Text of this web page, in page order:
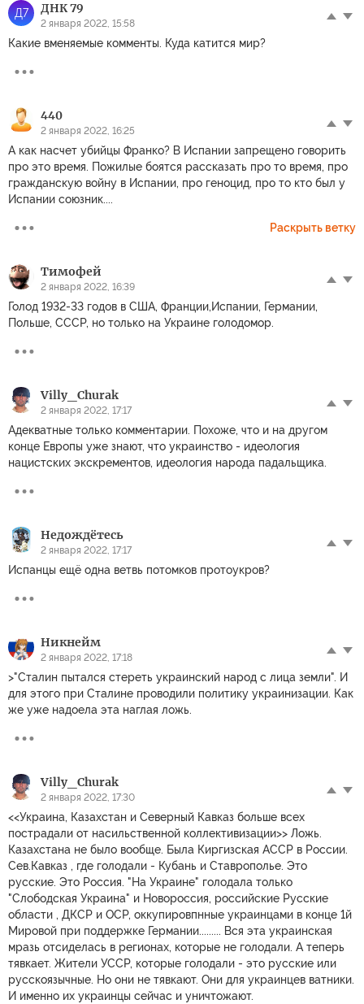
Д7 ДНК 79
2 января 2022, 15:58
Какие вменяемые комменты. Куда катится мир?
440
2 января 2022, 16:25
А как насчет убийцы Франко? В Испании запрещено говорить
про это время. Пожилые боятся рассказать про то время, про
гражданскую войну в Испании, про геноцид, про то кто был у
Испании союзник....
Раскрыть ветку
Тимофей
2 января 2022, 16:39
Голод 1932-33 годов в США, Франции,Испании, Германии,
Польше, СССР, но только на Украине голодомор.
Villy_Churak
2 января 2022, 17:17
Адекватные только комментарии. Похоже, что и на другом
конце Европы уже знают, что украинство - идеология
нацистских экскрементов, идеология народа падальщика.
Недождётесь
2 января 2022, 17:17
Испанцы ещё одна ветвь потомков протоукров?
Никнейм
2 января 2022, 17:18
>"Сталин пытался стереть украинский народ с лица земли". И
для этого при Сталине проводили политику украинизации. Как
же уже надоела эта наглая ложь.
Villy_Churak
2 января 2022, 17:30
<<Украина, Казахстан и Северный Кавказ больше всех
пострадали от насильственной коллективизации>> Ложь.
Казахстана не было вообще. Была Киргизская АССР в России.
Сев.Кавказ , где голодали - Кубань и Ставрополье. Это
русские. Это Россия. "На Украине" голодала только
"Слободская Украина" и Новороссия, российские Русские
области , ДКСР и ОСР, оккупировпнные украинцами в конце 1й
Мировой при поддержке Германии......... Вся эта украинская
мразь отсиделась в регионах, которые не голодали. А теперь
тявкает. Жители УССР, которые голодали - это русские или
русскоязычные. Но они не тявкают. Они для украинцев ватники.
И именно их украинцы сейчас и уничтожают.